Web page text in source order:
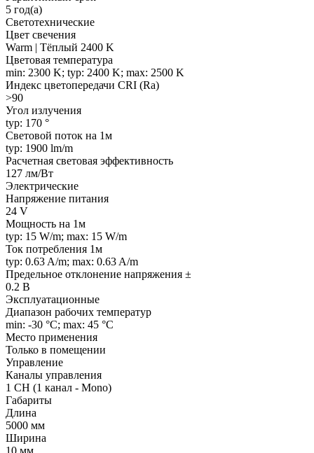
5 год(а)
Светотехнические
Цвет свечения
Warm | Тёплый 2400 K
Цветовая температура
min: 2300 K; typ: 2400 K; max: 2500 K
Индекс цветопередачи CRI (Ra)
>90
Угол излучения
typ: 170 °
Световой поток на 1м
typ: 1900 lm/m
Расчетная световая эффективность
127 лм/Вт
Электрические
Напряжение питания
24 V
Мощность на 1м
typ: 15 W/m; max: 15 W/m
Ток потребления 1м
typ: 0.63 A/m; max: 0.63 A/m
Предельное отклонение напряжения ±
0.2 В
Эксплуатационные
Диапазон рабочих температур
min: -30 °C; max: 45 °C
Место применения
Только в помещении
Управление
Каналы управления
1 CH (1 канал - Mono)
Габариты
Длина
5000 мм
Ширина
10 мм